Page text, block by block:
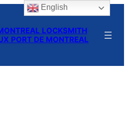
LOCKSMITH
PORT DE MONTREAL
English